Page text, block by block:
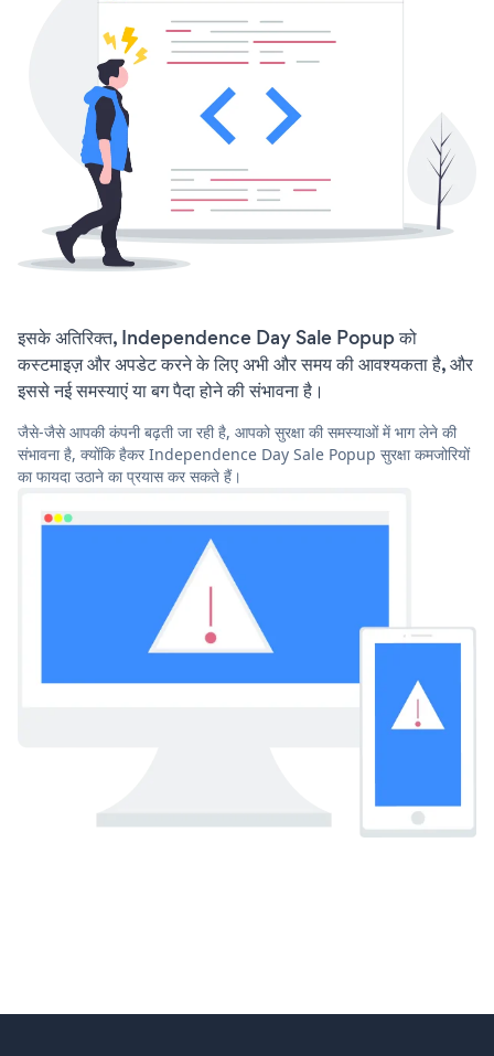
इसके अतिरिक्त, Independence Day Sale Popup को
कस्टमाइज़ और अपडेट करने के लिए अभी और समय की आवश्यकता है, और
इससे नई समस्याएं या बग पैदा होने की संभावना है।
जैसे-जैसे आपकी कंपनी बढ़ती जा रही है, आपको सुरक्षा की समस्याओं में भाग लेने की
संभावना है, क्योंकि हैकर Independence Day Sale Popup सुरक्षा कमजोरियों
का फायदा उठाने का प्रयास कर सकते हैं।